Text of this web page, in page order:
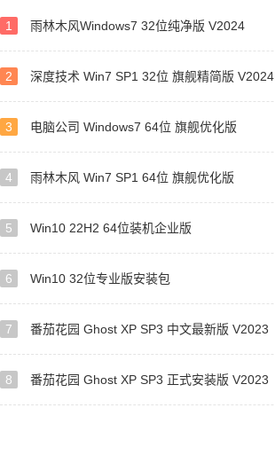
1 雨林木风Windows7 32位纯净版 V2024
2 深度技术 Win7 SP1 32位 旗舰精简版 V2024
3 电脑公司 Windows7 64位 旗舰优化版
4 雨林木风 Win7 SP1 64位 旗舰优化版
5 Win10 22H2 64位装机企业版
6 Win10 32位专业版安装包
7 番茄花园 Ghost XP SP3 中文最新版 V2023
8 番茄花园 Ghost XP SP3 正式安装版 V2023